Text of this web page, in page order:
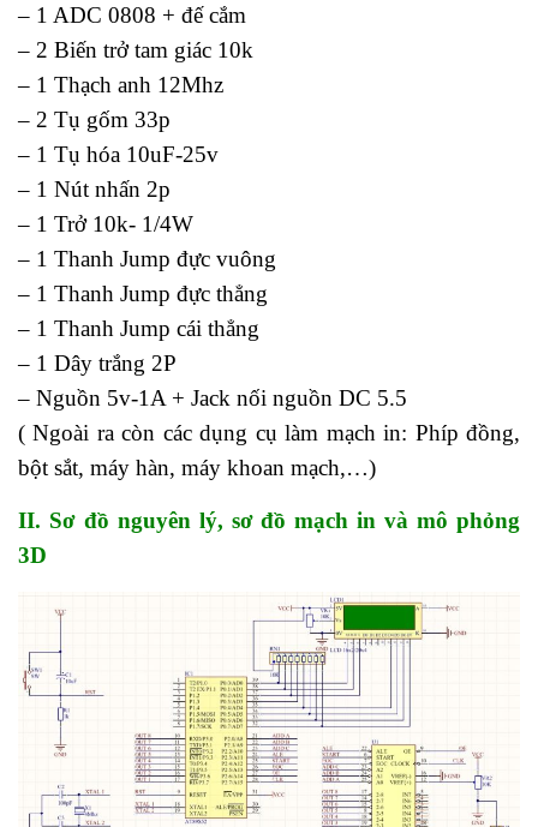
– 1 ADC 0808 + đế cắm
– 2 Biến trở tam giác 10k
– 1 Thạch anh 12Mhz
– 2 Tụ gốm 33p
– 1 Tụ hóa 10uF-25v
– 1 Nút nhấn 2p
– 1 Trở 10k- 1/4W
– 1 Thanh Jump đực vuông
– 1 Thanh Jump đực thẳng
– 1 Thanh Jump cái thẳng
– 1 Dây trắng 2P
– Nguồn 5v-1A + Jack nối nguồn DC 5.5
( Ngoài ra còn các dụng cụ làm mạch in: Phíp đồng,
bột sắt, máy hàn, máy khoan mạch,…)
II. Sơ đồ nguyên lý, sơ đồ mạch in và mô phỏng
3D